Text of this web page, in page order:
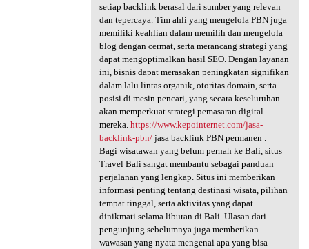
setiap backlink berasal dari sumber yang relevan
dan tepercaya. Tim ahli yang mengelola PBN juga
memiliki keahlian dalam memilih dan mengelola
blog dengan cermat, serta merancang strategi yang
dapat mengoptimalkan hasil SEO. Dengan layanan
ini, bisnis dapat merasakan peningkatan signifikan
dalam lalu lintas organik, otoritas domain, serta
posisi di mesin pencari, yang secara keseluruhan
akan memperkuat strategi pemasaran digital
mereka. https://www.kepointernet.com/jasa-
backlink-pbn/jasa backlink PBN permanen .
Bagi wisatawan yang belum pernah ke Bali, situs
Travel Bali sangat membantu sebagai panduan
perjalanan yang lengkap. Situs ini memberikan
informasi penting tentang destinasi wisata, pilihan
tempat tinggal, serta aktivitas yang dapat
dinikmati selama liburan di Bali. Ulasan dari
pengunjung sebelumnya juga memberikan
wawasan yang nyata mengenai apa yang bisa